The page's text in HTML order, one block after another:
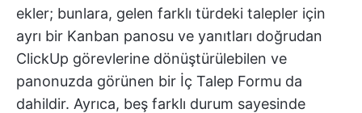
ekler; bunlara, gelen farklı türdeki talepler için
ayrı bir Kanban panosu ve yanıtları doğrudan
ClickUp görevlerine dönüştürülebilen ve
panonuzda görünen bir İç Talep Formu da
dahildir. Ayrıca, beş farklı durum sayesinde